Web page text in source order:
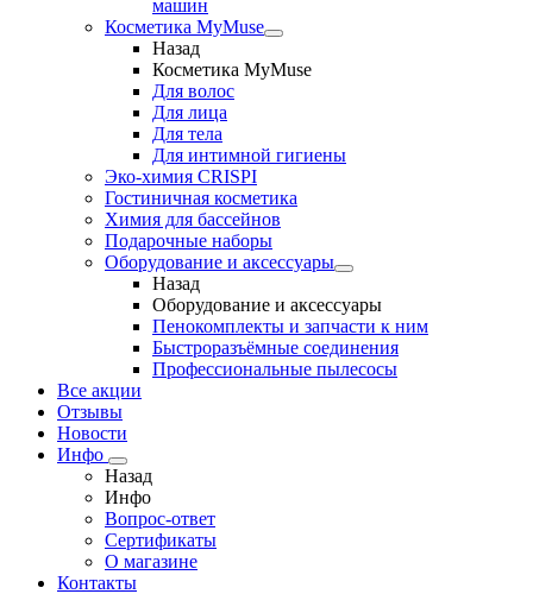
машин
Косметика MyMuse
Назад
Косметика MyMuse
Для волос
Для лица
Для тела
Для интимной гигиены
Эко-химия CRISPI
Гостиничная косметика
Химия для бассейнов
Подарочные наборы
Оборудование и аксессуары
Назад
Оборудование и аксессуары
Пенокомплекты и запчасти к ним
Быстроразъёмные соединения
Профессиональные пылесосы
Все акции
Отзывы
Новости
Инфо
Назад
Инфо
Вопрос-ответ
Сертификаты
О магазине
Контакты